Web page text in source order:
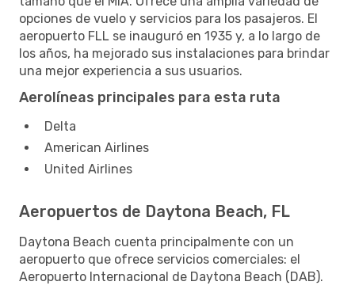
opciones de vuelo y servicios para los pasajeros. El
aeropuerto FLL se inauguró en 1935 y, a lo largo de
los años, ha mejorado sus instalaciones para brindar
una mejor experiencia a sus usuarios.
Aerolíneas principales para esta ruta
Delta
American Airlines
United Airlines
Aeropuertos de Daytona Beach, FL
Daytona Beach cuenta principalmente con un
aeropuerto que ofrece servicios comerciales: el
Aeropuerto Internacional de Daytona Beach (DAB).